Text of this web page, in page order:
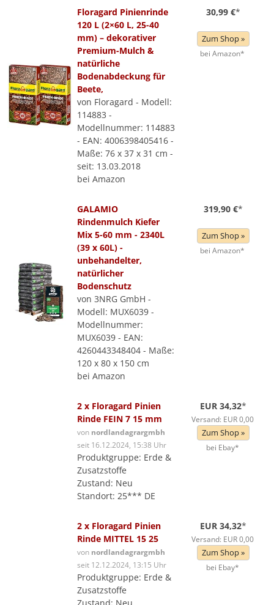
Floragard Pinienrinde
120 L (2×60 L, 25-40
mm) – dekorativer
Premium-Mulch &
natürliche
Bodenabdeckung für
Beete,
von Floragard - Modell:
114883 -
Modellnummer: 114883
- EAN: 4006398405416 -
Maße: 76 x 37 x 31 cm -
seit: 13.03.2018
bei Amazon
30,99 €*
Zum Shop »
bei Amazon*
GALAMIO
Rindenmulch Kiefer
Mix 5-60 mm - 2340L
(39 x 60L) -
unbehandelter,
natürlicher
Bodenschutz
von 3NRG GmbH -
Modell: MUX6039 -
Modellnummer:
MUX6039 - EAN:
4260443348404 - Maße:
120 x 80 x 150 cm
bei Amazon
319,90 €*
Zum Shop »
bei Amazon*
2 x Floragard Pinien
Rinde FEIN 7 15 mm
von nordlandagrargmbh
seit 16.12.2024, 15:38 Uhr
Produktgruppe: Erde &
Zusatzstoffe
Zustand: Neu
Standort: 25*** DE
EUR 34,32*
Versand: EUR 0,00
Zum Shop »
bei Ebay*
2 x Floragard Pinien
Rinde MITTEL 15 25
von nordlandagrargmbh
seit 12.12.2024, 13:15 Uhr
Produktgruppe: Erde &
Zusatzstoffe
EUR 34,32*
Versand: EUR 0,00
Zum Shop »
bei Ebay*